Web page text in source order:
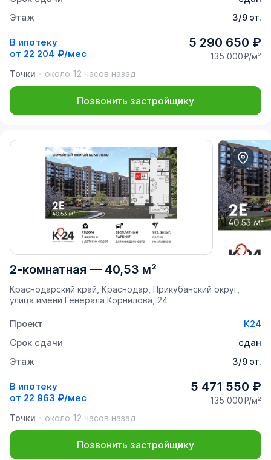
Этаж
3/9 эт.
В ипотеку
от 22 204 ₽/мес
5 290 650 ₽
135 000₽/м²
Точки
около 12 часов назад
Позвонить застройщику
2-комнатная — 40,53 м²
Краснодарский край, Краснодар, Прикубанский округ,
улица имени Генерала Корнилова, 24
Проект
К24
Срок сдачи
сдан
Этаж
3/9 эт.
В ипотеку
от 22 963 ₽/мес
5 471 550 ₽
135 000₽/м²
Точки
около 12 часов назад
Позвонить застройщику